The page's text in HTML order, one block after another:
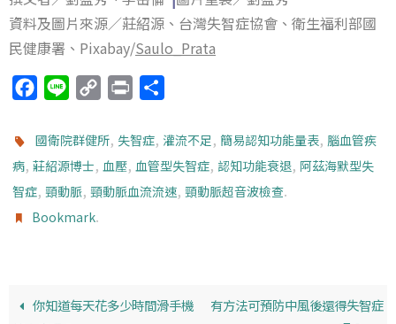
資料及圖片來源／莊紹源、台灣失智症協會、衛生福利部國
民健康署、Pixabay/Saulo_Prata
c
e
o
n
e
p
y
L
i
n
t
國衛院群健所, 失智症, 灌流不足 , 簡易認知功能量表, 腦血管疾
病, 莊紹源博士, 血壓, 血管型失智症, 認知功能衰退, 阿茲海默型失
智症, 頸動脈, 頸動脈血流流速, 頸動脈超音波檢查.
Bookmark.
你知道每天花多少時間滑手機
有方法可預防中風後還得失智症